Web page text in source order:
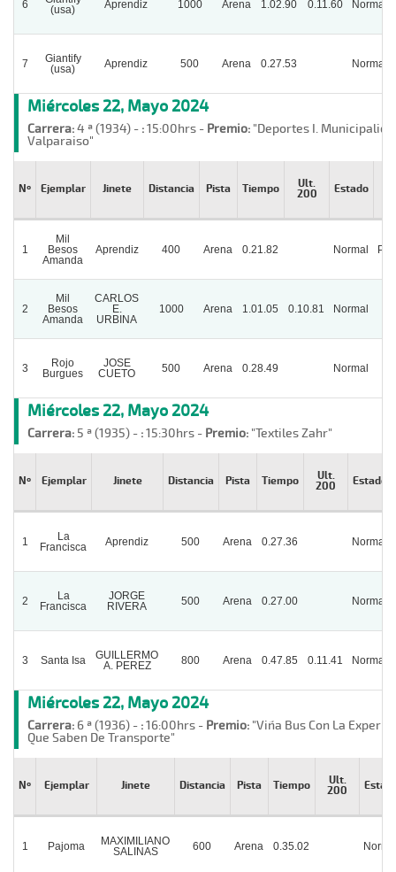
6
(usa)
Aprendiz 1000 Arena 1.02.90 0.11.60 Normal
7
Giantify
(usa)
Aprendiz 500 Arena 0.27.53 Normal
Miércoles 22, Mayo 2024
Carrera:4 ª (1934) - :15:00hrs - Premio: "Deportes I.
Valparaiso"
Nº Ejemplar Jinete Distancia Pista Tiempo
Ult.
200
Estado
1
Mil
Besos
Amanda
Aprendiz 400 Arena 0.21.82 Normal
2
Mil
Besos
Amanda
CARLOS
E.
URBINA
1000 Arena 1.01.05 0.10.81 Normal
3
Rojo
Burgues
JOSE
CUETO
500 Arena 0.28.49 Normal
Miércoles 22, Mayo 2024
Carrera:5 ª (1935) - :15:30hrs - Premio: "Textiles Zahr"
Nº Ejemplar Jinete Distancia Pista Tiempo
Ult.
200
Estado
1
La
Francisca
Aprendiz 500 Arena 0.27.36 Normal
2
La
Francisca
JORGE
RIVERA
500 Arena 0.27.00 Normal
3 Santa Isa
GUILLERMO
A. PEREZ
800 Arena 0.47.85 0.11.41 Normal
Miércoles 22, Mayo 2024
Carrera: 6 ª (1936) - :16:00hrs - Premio: "Viña Bus Con La
Que Saben De Transporte"
Nº Ejemplar Jinete Distancia Pista Tiempo
Ult.
200
1 Pajoma
MAXIMILIANO
SALINAS
600 Arena 0.35.02